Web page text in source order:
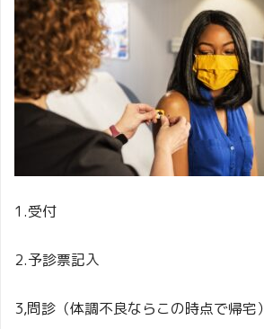
1.受付
2.予診票記入
3,問診（体調不良ならこの時点で帰宅）